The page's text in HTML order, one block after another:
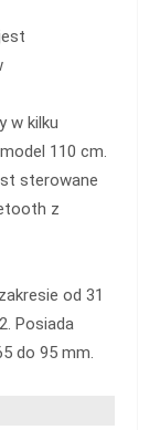
w kilku
110 cm.
sterowane
z
od 31
Posiada
do 95 mm.